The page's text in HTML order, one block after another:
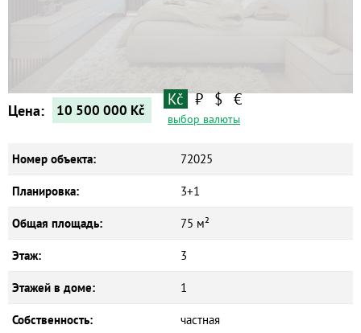
Цена: 10 500 000 Kč
Kč ₽ $ €
выбор валюты
Номер объекта: 72025
Планировка: 3+1
Общая площадь: 75 м²
Этаж: 3
Этажей в доме: 1
Собственность: частная